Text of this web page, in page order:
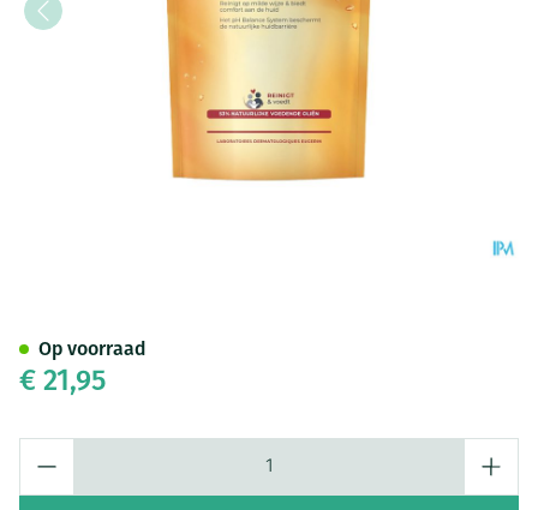
€ 21,95
Op voorraad